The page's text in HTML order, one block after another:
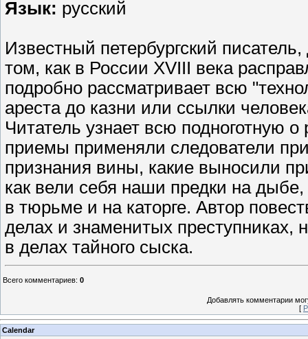
Язык: русский
Известный петербургский
том, как в России XVIII века
подробно рассматривает всю
ареста до казни или ссылки
Читатель узнает всю подноготную о
приемы применяли следователи
признания вины, какие выносили
как вели себя наши предки на
в тюрьме и на каторге. Автор
делах и знаменитых преступниках,
в делах тайного сыска.
Всего комментариев: 0
Добавлять комментарии
[
Calendar